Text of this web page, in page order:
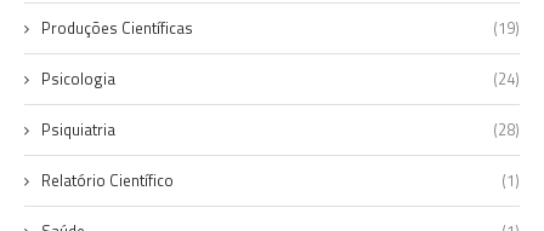
Produções Científicas (19)
Psicologia (24)
Psiquiatria (28)
Relatório Científico (1)